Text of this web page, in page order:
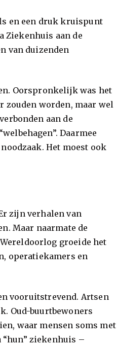
en een druk kruispunt
Ziekenhuis aan de
van duizenden
Oorspronkelijk was het
zouden worden, maar wel
aan de
Daarmee
Het moest ook
zijn verhalen van
Maar naarmate de
groeide het
operatiekamers en
vooruitstrevend. Artsen
Oud-buurtbewoners
waar mensen soms met
“hun” ziekenhuis –